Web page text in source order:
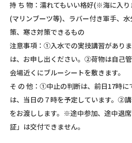
持 ち 物：濡れてもいい格好(※海に入
(マリンブーツ等)、ラバー付き軍手、
策、寒さ対策できるもの
注意事項：①入水での実技講習があり
は、お申し出ください。②荷物は自己
会場近くにブルーシートを敷きます。
そ の 他：①中止の判断は、前日17時に
は、当日の７時を予定しています。②
をお渡しします。※途中参加、途中退
証」は交付できません。